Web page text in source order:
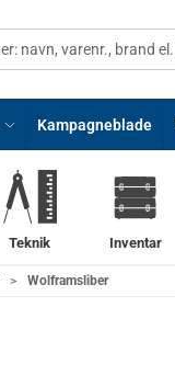
Kampagneblade
Teknik Inventar
Wolframsliber